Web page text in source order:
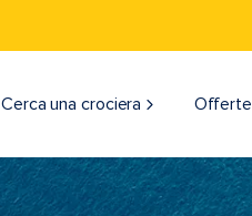
Cerca una crociera Offerte